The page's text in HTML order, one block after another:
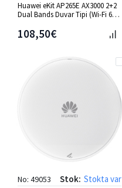
Huawei eKit AP265E AX3000 2+2
Dual Bands Duvar Tipi (Wi-Fi 6)
108,50€
No: 49053 Stok: Stokta var